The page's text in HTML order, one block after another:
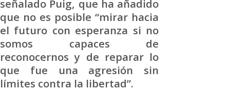
señalado Puig, que ha añadido
que no es posible “mirar hacia
el futuro con esperanza si no
somos capaces de
reconocernos y de reparar lo
que fue una agresión sin
límites contra la libertad”.